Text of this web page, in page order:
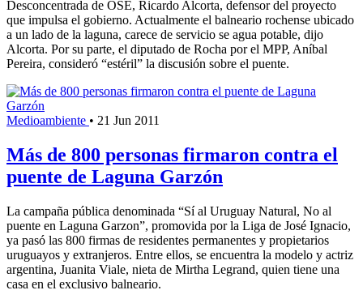
Desconcentrada de OSE, Ricardo Alcorta, defensor del proyecto
que impulsa el gobierno. Actualmente el balneario rochense ubicado
a un lado de la laguna, carece de servicio se agua potable, dijo
Alcorta. Por su parte, el diputado de Rocha por el MPP, Aníbal
Pereira, consideró “estéril” la discusión sobre el puente.
Medioambiente • 21 Jun 2011
Más de 800 personas firmaron contra el
puente de Laguna Garzón
La campaña pública denominada “Sí al Uruguay Natural, No al
puente en Laguna Garzon”, promovida por la Liga de José Ignacio,
ya pasó las 800 firmas de residentes permanentes y propietarios
uruguayos y extranjeros. Entre ellos, se encuentra la modelo y actriz
argentina, Juanita Viale, nieta de Mirtha Legrand, quien tiene una
casa en el exclusivo balneario.